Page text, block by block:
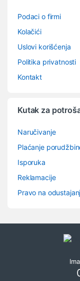
Podaci o firmi
Kolačići
Uslovi korišćenja
Politika privatnosti
Kontakt
Kutak za
Naručivanje
Plaćanje
Isporuka
Reklamacije
Pravo na